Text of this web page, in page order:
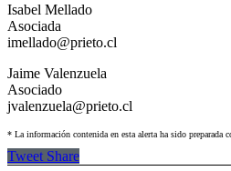
Isabel Mellado
Asociada
imellado@prieto.cl
Jaime Valenzuela
Asociado
jvalenzuela@prieto.cl
* La información contenida en esta alerta ha sido
Tweet Share